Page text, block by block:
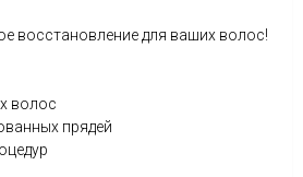
восстановление для ваших волос!
волос
прядей